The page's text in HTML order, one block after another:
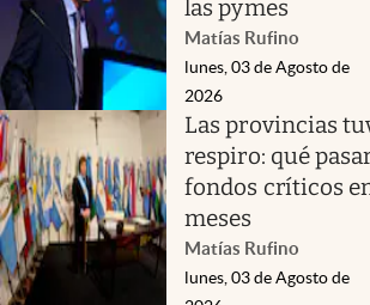
las pymes
Matías Rufino
lunes, 03 de Agosto de
2026
Las provincias
respiro: qué
fondos críticos
meses
Matías Rufino
lunes, 03 de Agosto de